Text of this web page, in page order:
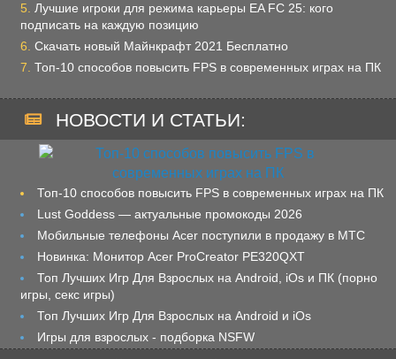
Лучшие игроки для режима карьеры EA FC 25: кого
подписать на каждую позицию
Скачать новый Майнкрафт 2021 Бесплатно
Топ-10 способов повысить FPS в современных играх на ПК
НОВОСТИ И СТАТЬИ:
Топ-10 способов повысить FPS в современных играх на ПК
Lust Goddess — актуальные промокоды 2026
Мобильные телефоны Acer поступили в продажу в МТС
Новинка: Монитор Acer ProCreator PE320QXT
Топ Лучших Игр Для Взрослых на Android, iOs и ПК (порно
игры, секс игры)
Топ Лучших Игр Для Взрослых на Android и iOs
Игры для взрослых - подборка NSFW